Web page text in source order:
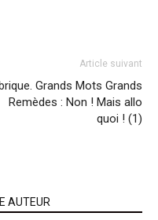
Article suivant
Grands Mots Grands
Remèdes : Non ! Mais allo
quoi ! (1)
AUTEUR